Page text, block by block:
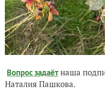
Вопрос задаётнаша
Наталия Пашкова.